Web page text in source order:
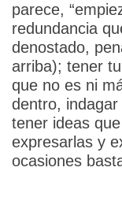
parece,
redundancia
denostado,
arriba); tener
que no es ni
dentro,
tener ideas
expresarlas y
ocasiones